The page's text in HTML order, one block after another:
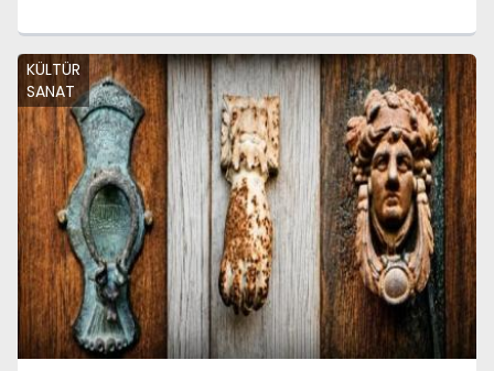
KÜLTÜR
SANAT